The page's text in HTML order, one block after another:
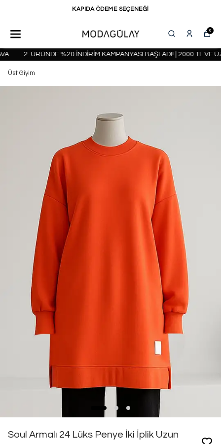
KAPIDA ÖDEME SEÇENEĞİ
0
2. ÜRÜNDE %20 İNDİRİM KAMPANYASI BAŞLADI! | 2000 TL VE
Üst Giyim
Soul Armalı 24 Lüks Penye İki İplik Uzun